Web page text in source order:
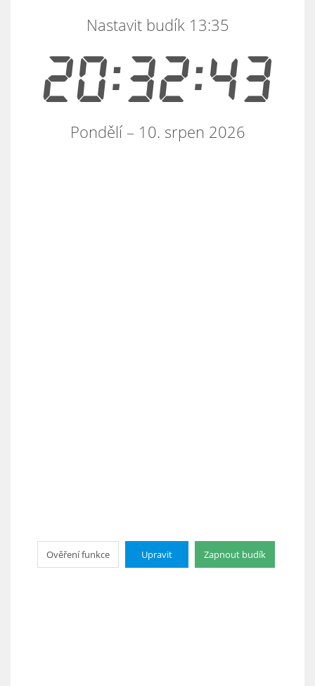
20:32:44
Nastavit budík 13:35
Pondělí – 10. srpen 2026
Ověření funkce Upravit Zapnout budík